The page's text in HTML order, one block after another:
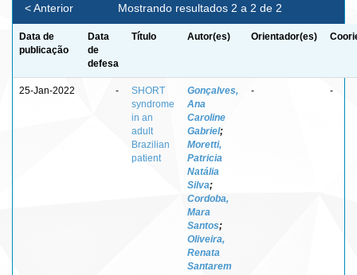
Mostrando resultados 2 a 2 de 2
< Anterior
Data de
publicação
Data
de
defesa
Título Autor(es) Orientador(es)
25-Jan-2022 -
SHORT
syndrome
in an
adult
Brazilian
patient
Gonçalves,
Ana
Caroline
Gabriel;
Moretti,
Patricia
Natália
Silva;
Cordoba,
Mara
Santos;
Oliveira,
Renata
Santarem
- -